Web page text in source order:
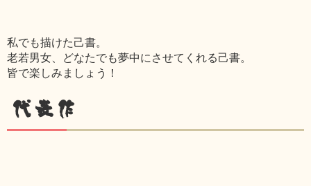
私でも描けた己書。
老若男女、どなたでも夢中にさせてくれる己書。
皆で楽しみましょう！
代表作